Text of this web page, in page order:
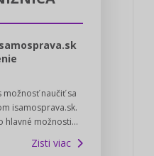
možnosť naučiť sa
isamosprava.sk.
hlavné možnosti...
Zisti viac